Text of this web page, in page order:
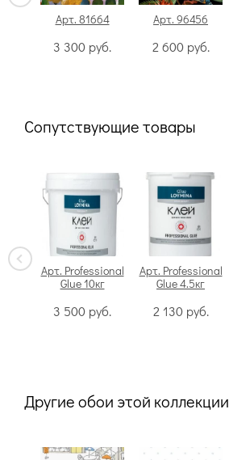
Арт. 81664
3 300 руб.
Арт. 96456
2 600 руб.
Сопутствующие товары
Арт. Professional
Glue 10кг
3 500 руб.
Арт. Professional
Glue 4.5кг
2 130 руб.
Другие обои этой коллекции